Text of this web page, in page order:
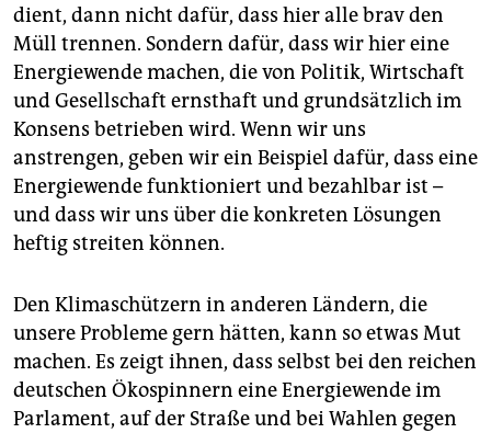
dient, dann nicht dafür, dass hier alle brav den
Müll trennen. Sondern dafür, dass wir hier eine
Energiewende machen, die von Politik, Wirtschaft
und Gesellschaft ernsthaft und grundsätzlich im
Konsens betrieben wird. Wenn wir uns
anstrengen, geben wir ein Beispiel dafür, dass eine
Energiewende funktioniert und bezahlbar ist –
und dass wir uns über die konkreten Lösungen
heftig streiten können.
Den Klimaschützern in anderen Ländern, die
unsere Probleme gern hätten, kann so etwas Mut
machen. Es zeigt ihnen, dass selbst bei den reichen
deutschen Ökospinnern eine Energiewende im
Parlament, auf der Straße und bei Wahlen gegen